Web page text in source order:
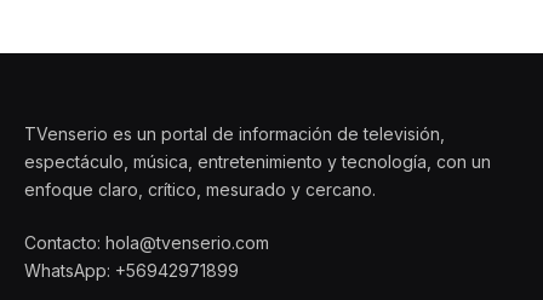
TVenserio es un portal de información de televisión,
espectáculo, música, entretenimiento y tecnología, con un
enfoque claro, crítico, mesurado y cercano.
Contacto: hola@tvenserio.com
WhatsApp: +56942971899